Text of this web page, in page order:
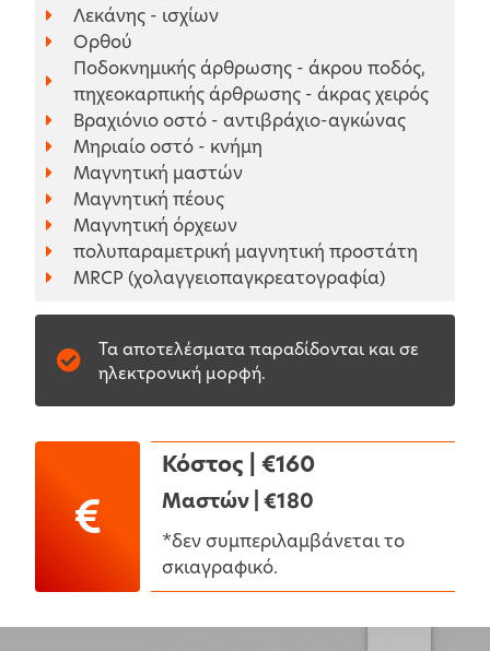
Λεκάνης - ισχίων
Ορθού
Ποδοκνημικής άρθρωσης - άκρου ποδός,
πηχεοκαρπικής άρθρωσης - άκρας χειρός
Βραχιόνιο οστό - αντιβράχιο-αγκώνας
Μηριαίο οστό - κνήμη
Μαγνητική μαστών
Μαγνητική πέους
Μαγνητική όρχεων
πολυπαραμετρική μαγνητική προστάτη
MRCP (χολαγγειοπαγκρεατογραφία)
Τα αποτελέσματα παραδίδονται και σε
ηλεκτρονική μορφή.
Κόστος | €160
Μαστών | €180
*δεν συμπεριλαμβάνεται το
σκιαγραφικό.